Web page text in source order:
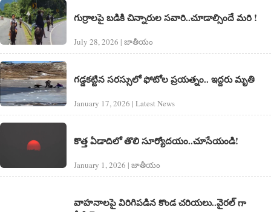
గుర్రాలపై బడికి చిన్నారుల సవారి..చూడాల్సిందే మరి !
July 28, 2026 | జాతీయం
గడ్డకట్టిన సరస్సులో ఫోటోల ప్రయత్నం.. ఇద్దరు మృతి
January 17, 2026 | Latest News
కొత్త ఏడాదిలో తొలి సూర్యోదయం..చూసేయండి!
January 1, 2026 | జాతీయం
వాహనాలపై విరిగిపడిన కొండ చరియలు..వైరల్ గా